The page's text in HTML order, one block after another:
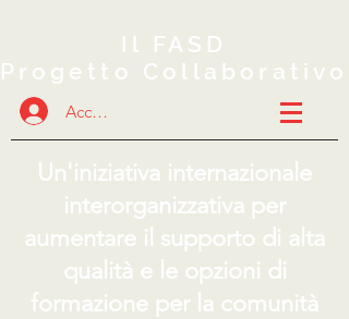
Il FASD
Progetto Collaborativo
Accedi
Un'iniziativa internazionale
interorganizzativa per
aumentare il supporto di alta
qualità e le opzioni di
formazione per la comunità